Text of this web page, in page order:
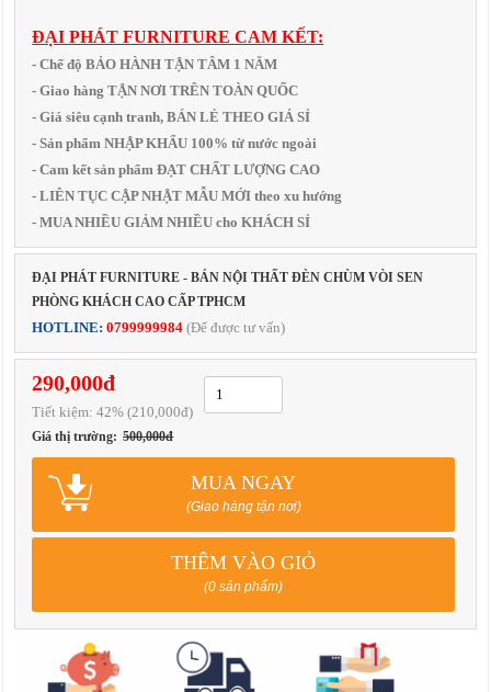
ĐẠI PHÁT FURNITURE CAM KẾT:
- Chế độ BẢO HÀNH TẬN TÂM 1 NĂM
- Giao hàng TẬN NƠI TRÊN TOÀN QUỐC
- Giá siêu cạnh tranh, BÁN LẺ THEO GIÁ SỈ
- Sản phẩm NHẬP KHẨU 100% từ nước ngoài
- Cam kết sản phẩm ĐẠT CHẤT LƯỢNG CAO
- LIÊN TỤC CẬP NHẬT MẪU MỚI theo xu hướng
- MUA NHIỀU GIẢM NHIỀU cho KHÁCH SỈ
ĐẠI PHÁT FURNITURE - BÁN NỘI THẤT ĐÈN CHÙM VÒI SEN
PHÒNG KHÁCH CAO CẤP TPHCM
HOTLINE:0799999984 (Để được tư vấn)
290,000đ
Tiết kiệm:42% (210,000đ)
Giá thị trường: 500,000đ
MUA NGAY
(Giao hàng tận nơi)
THÊM VÀO GIỎ
(0 sản phẩm)